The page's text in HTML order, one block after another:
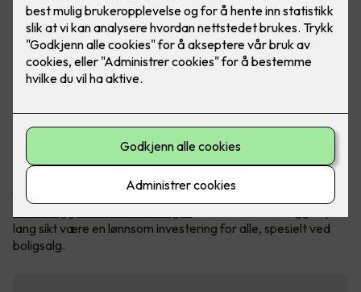
Mange borettslag og sameier er i gang med å etablere
ladeanlegg for elbiler. Flere har til nå gitt beboere tillatelse til
å installere ladere til eget bruk, men etter hvert som stadig
flere kjører elbil, vil det være helt nødvendig å ha ett
lang sikt være en lønnsom investering for alle, spesielt ved
boligsalg.